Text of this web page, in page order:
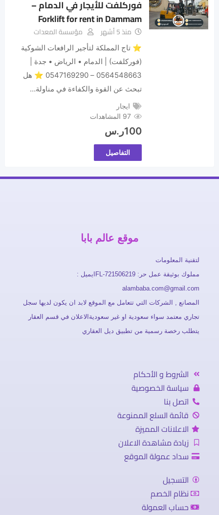
فوركلفت للأيجار في الدمام –
Forklift for rent in Dammam
منذ 5 أشهر مؤسسة المعدات
​⭐ تاج المملكة لتأجير الرافعات الشوكية
(فوركلفت) | الدمام • الرياض • جدة |
0564548663 – 0547169290 ⭐ ​هل
تبحث عن القوة والكفاءة في مناولة…
ايجار
97 المشاهدات
100ر.س
التفاصيل
موقع عالم بابا
لتقنية المعلومات
مملوك بوثيقة عمل حر: FL-721506219ايميل :
alambaba.com@gmail.com
المصانع , الشركات التي تتعامل مع الموقع لابد ان يكون لديها سجل
تجاري معتمد سواء سعودية او غير سعوديةالاعلان في قسم العقار
يتطلب رخصة رسمية من تطبيق ديل العقاري
الشروط و الأحكام
سياسة الخصوصية
اتصل بنا
قائمة السلع الممنوعة
الاعلانات المميزة
زيادة مشاهدة الاعلان
سداد عمولة الموقع
التسجيل
نظام الخصم
حساب العمولة